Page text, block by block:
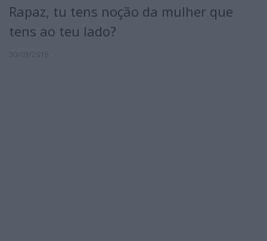
Rapaz, tu tens noção da mulher que
tens ao teu lado?